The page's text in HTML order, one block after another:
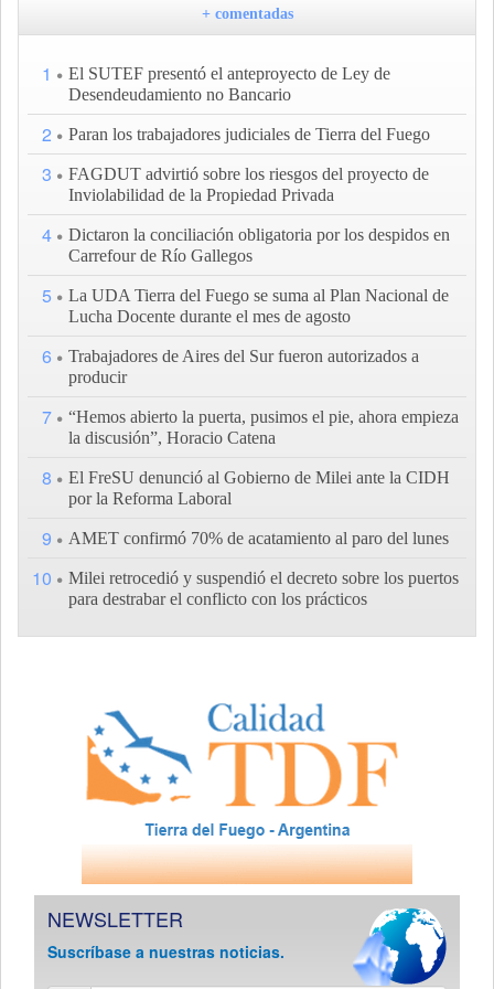
+ comentadas
1
El SUTEF presentó el anteproyecto de Ley de
Desendeudamiento no Bancario
2 Paran los trabajadores judiciales de Tierra del Fuego
3
FAGDUT advirtió sobre los riesgos del proyecto de
Inviolabilidad de la Propiedad Privada
4
Dictaron la conciliación obligatoria por los despidos en
Carrefour de Río Gallegos
5
La UDA Tierra del Fuego se suma al Plan Nacional de
Lucha Docente durante el mes de agosto
6
Trabajadores de Aires del Sur fueron autorizados a
producir
7
“Hemos abierto la puerta, pusimos el pie, ahora empieza
la discusión”, Horacio Catena
8
El FreSU denunció al Gobierno de Milei ante la CIDH
por la Reforma Laboral
9 AMET confirmó 70% de acatamiento al paro del lunes
10
Milei retrocedió y suspendió el decreto sobre los puertos
para destrabar el conflicto con los prácticos
NEWSLETTER
Suscríbase a nuestras noticias.